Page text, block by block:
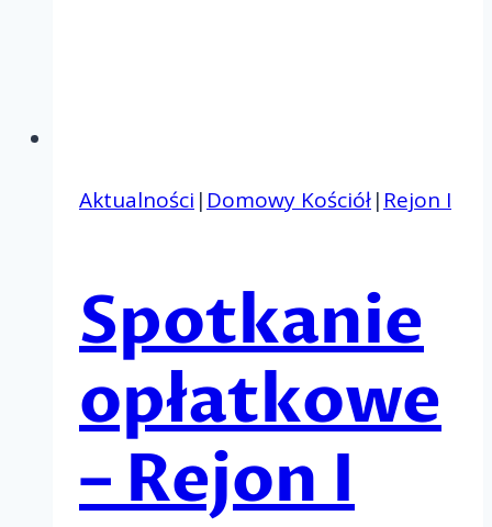
Aktualności | Domowy Kościół| Rejon I
Spotkanie
opłatkowe
– Rejon I